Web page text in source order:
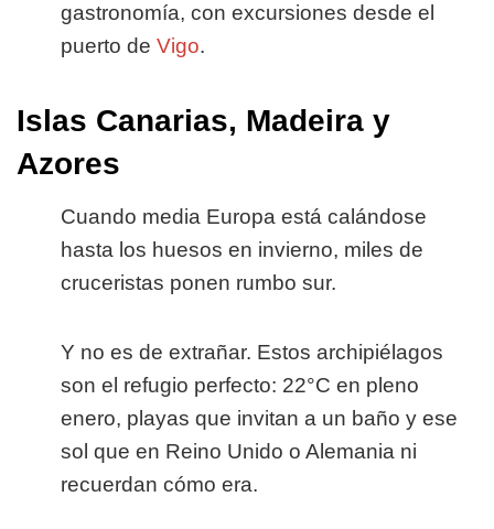
gastronomía, con excursiones desde el
puerto de Vigo.
Islas Canarias, Madeira y
Azores
Cuando media Europa está calándose
hasta los huesos en invierno, miles de
cruceristas ponen rumbo sur.
Y no es de extrañar. Estos archipiélagos
son el refugio perfecto: 22°C en pleno
enero, playas que invitan a un baño y ese
sol que en Reino Unido o Alemania ni
recuerdan cómo era.